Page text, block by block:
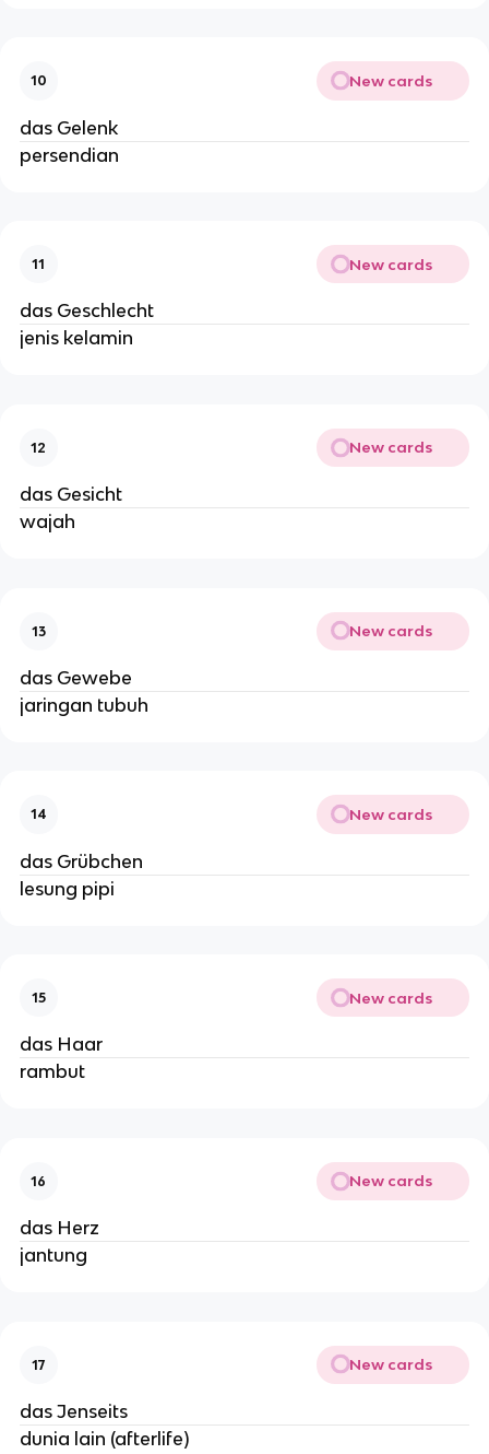
10 New cards
das Gelenk
persendian
11 New cards
das Geschlecht
jenis kelamin
12 New cards
das Gesicht
wajah
13 New cards
das Gewebe
jaringan tubuh
14 New cards
das Grübchen
lesung pipi
15 New cards
das Haar
rambut
16 New cards
das Herz
jantung
17 New cards
das Jenseits
dunia lain (afterlife)